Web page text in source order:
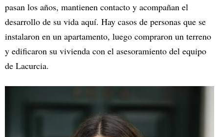
pasan los años, mantienen contacto y acompañan el
desarrollo de su vida aquí. Hay casos de personas que se
instalaron en un apartamento, luego compraron un terreno
y edificaron su vivienda con el asesoramiento del equipo
de Lacurcia.